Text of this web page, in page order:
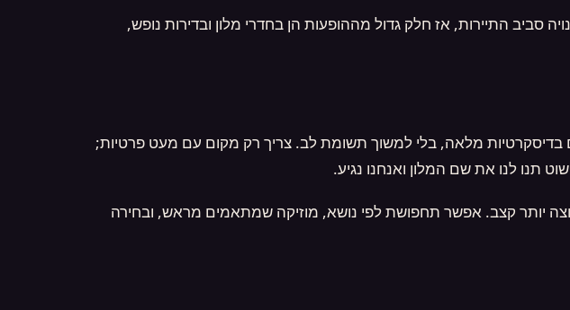
סביב התיירות, אז חלק גדול מההופעות הן בחדרי מלון ובדירות נופש,
בדיסקרטיות מלאה, בלי למשוך תשומת לב. צריך רק מקום עם מעט פרטיות;
תנו לנו את שם המלון ואנחנו נגיע.
יותר קצב. אפשר תחפושת לפי נושא, מוזיקה שמתאמים מראש, ובחירה